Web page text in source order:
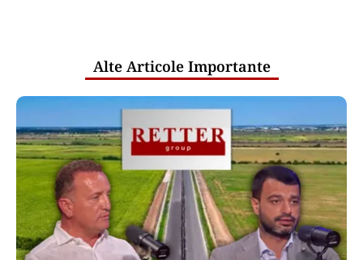
Alte Articole Importante